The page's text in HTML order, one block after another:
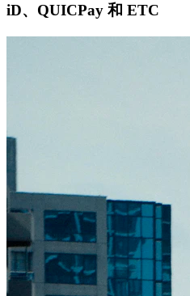
iD、QUICPay 和 ETC